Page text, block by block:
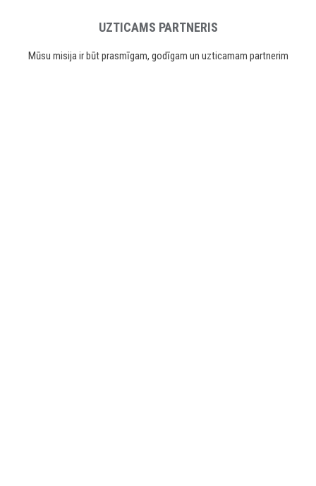
UZTICAMS PARTNERIS
Mūsu misija ir būt prasmīgam, godīgam un uzticamam partnerim